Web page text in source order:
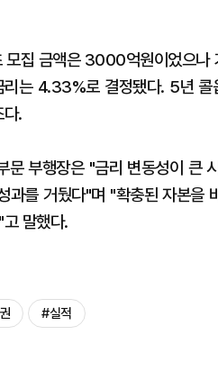
모집 금액은 3000억원이었으
리는 4.33%로 결정됐다. 5년
.
문 부행장은 "금리 변동성이 큰
과를 거뒀다"며 "확충된 자본을
말했다.
#실적